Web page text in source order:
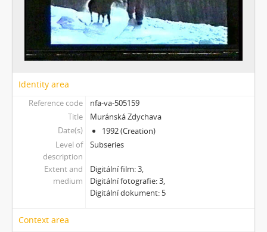
Identity area
Reference code
nfa-va-505159
Title
Muránská Zdychava
Date(s)
1992 (Creation)
Level of
description
Subseries
Extent and
medium
Digitální film: 3,
Digitální fotografie: 3,
Digitální dokument: 5
Context area